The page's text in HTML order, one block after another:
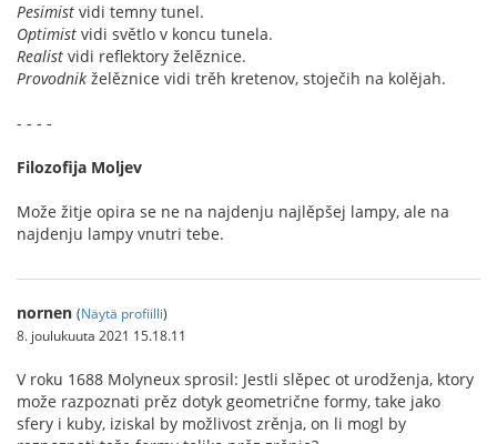
Pesimist vidi temny tunel.
Optimist vidi světlo v koncu tunela.
Realist vidi reflektory želěznice.
Provodnik želěznice vidi trěh kretenov, stoječih na kolějah.
- - - -
Filozofija Moljev
Može žitje opira se ne na najdenju najlěpšej lampy, ale na
najdenju lampy vnutri tebe.
nornen (Näytä profiilli)
8. joulukuuta 2021 15.18.11
V roku 1688 Molyneux sprosil: Jestli slěpec ot urodženja, ktory
može razpoznati prěz dotyk geometrične formy, take jako
sfery i kuby, iziskal by možlivost zrěnja, on li mogl by